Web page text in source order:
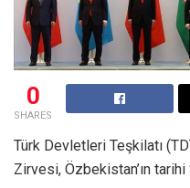
0
SHARES
Türk Devletleri Teşkilatı
Zirvesi, Özbekistan’ın